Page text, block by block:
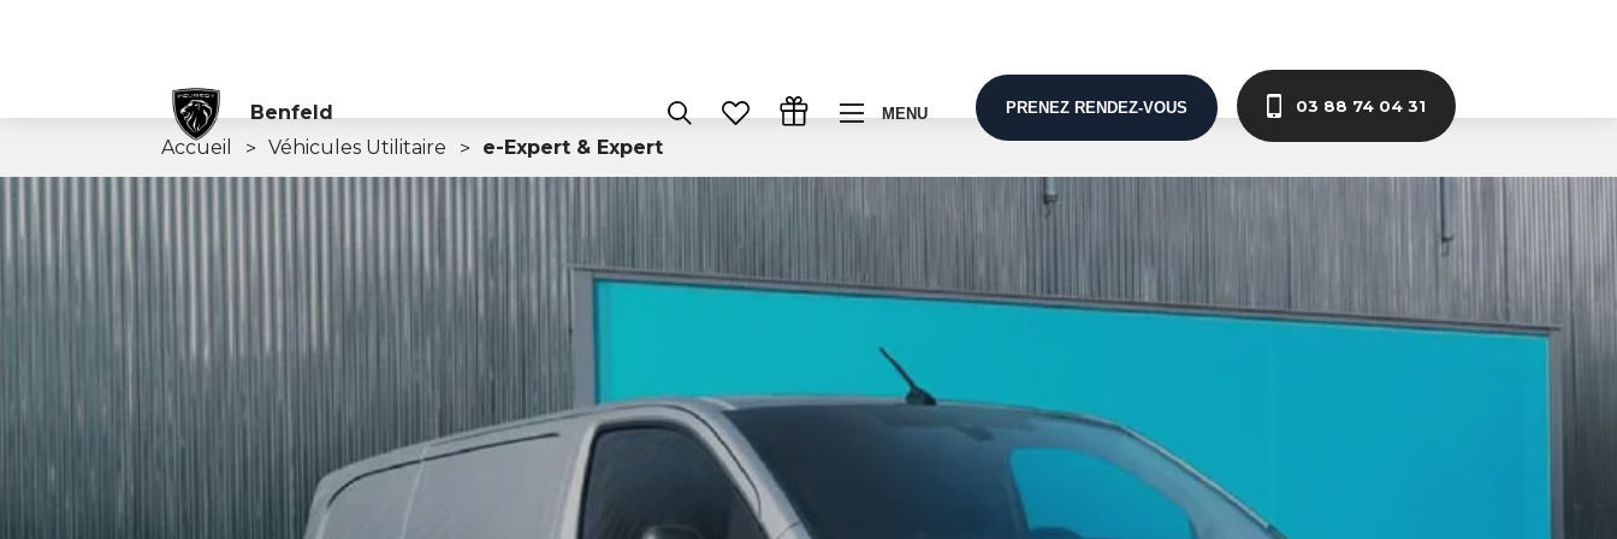
Benfeld MENU PRENEZ RENDEZ-VOUS 03 88 74 04 31
Accueil Véhicules Utilitaire e-Expert & Expert